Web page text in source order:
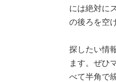
には絶対に
の後ろを空
探したい情
ます。ぜひ
べて半角で